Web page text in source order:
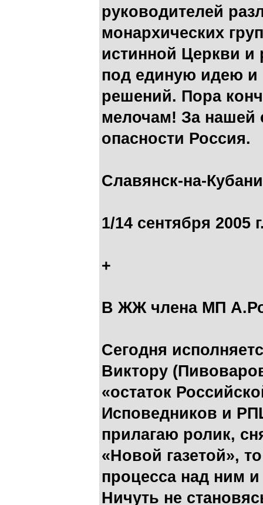
руководителей
монархических
истинной Церкви и
под единую идею и
решений. Пора
мелочам! За нашей
опасности Россия.
Славянск-на-
1/14 сентября 2005
+
В ЖЖ члена МП
Сегодня
Виктору
«остаток
Исповедников и
прилагаю ролик,
«Новой газетой»,
процесса над ним
Ничуть не